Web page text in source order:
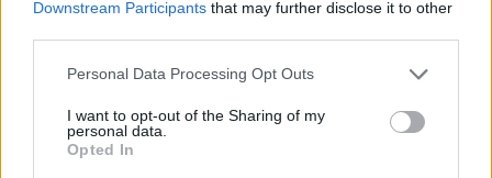
Downstream Participants that may further disclose it to other
Personal Data Processing Opt Outs
I want to opt-out of the Sharing of my
personal data.
Opted In